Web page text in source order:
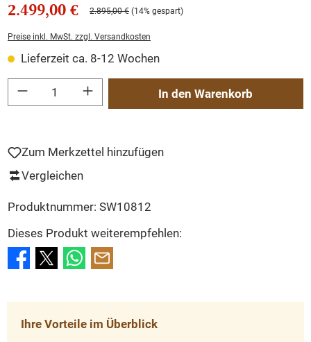
2.499,00 € 2.895,00 € (14% gespart)
Preise inkl. MwSt. zzgl. Versandkosten
Lieferzeit ca. 8-12 Wochen
Produkt Anzahl: Gib den gewünschten Wert ein oder benutze die Schaltflächen
In den Warenkorb
Zum Merkzettel hinzufügen
Vergleichen
Produktnummer: SW10812
Dieses Produkt weiterempfehlen:
Ihre Vorteile im Überblick